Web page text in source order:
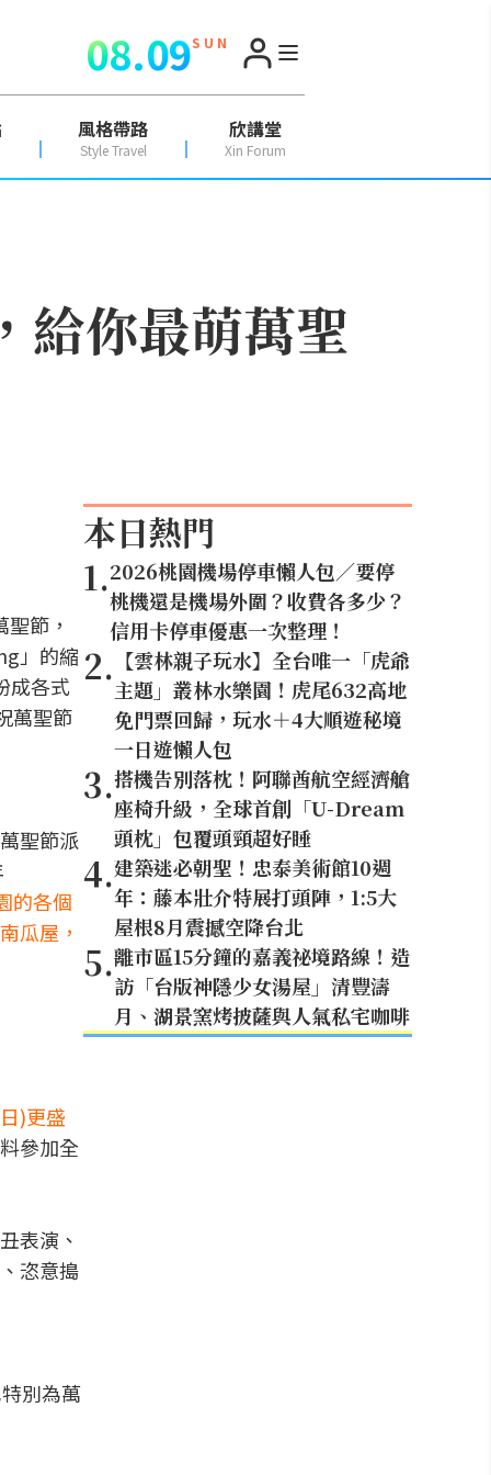
08.09S U N
風格帶路
Style Travel
欣講堂
Xin Forum
你最萌萬聖
節，
」的縮
成各式
萬聖節
聖節派
的各個
瓜屋，
)更盛
參加全
表演、
恣意搗
別為萬
本日熱門
1.2026桃園機場停車懶人包／要停
桃機還是機場外圍？收費各多少？
信用卡停車優惠一次整理！
2. 【雲林親子玩水】全台唯一「虎爺
主題」叢林水樂園！虎尾632高地
免門票回歸，玩水＋4大順遊秘境
一日遊懶人包
3.搭機告別落枕！阿聯酋航空經濟艙
座椅升級，全球首創「U-Dream
頭枕」包覆頭頸超好睡
4.建築迷必朝聖！忠泰美術館10週
年：藤本壯介特展打頭陣，1:5大
屋根8月震撼空降台北
5.離市區15分鐘的嘉義祕境路線！造
訪「台版神隱少女湯屋」清豐濤
月、湖景窯烤披薩與人氣私宅咖啡